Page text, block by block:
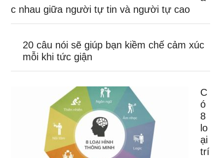
c nhau giữa người tự tin và người tự cao
20 câu nói sẽ giúp bạn kiềm chế cảm xúc
mỗi khi tức giận
C
ó
8
lo
ại
trí